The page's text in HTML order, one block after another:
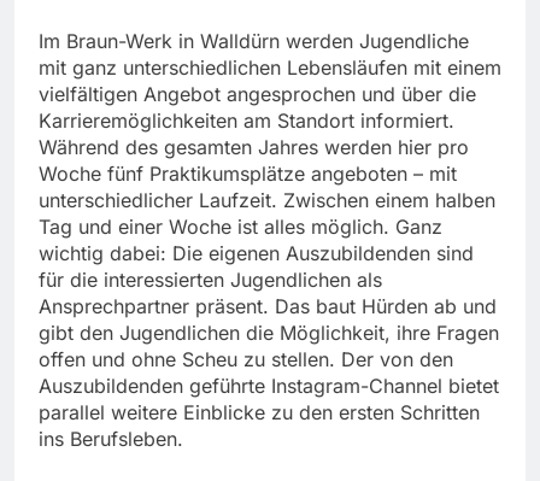
Im Braun-Werk in Walldürn werden Jugendliche
mit ganz unterschiedlichen Lebensläufen mit einem
vielfältigen Angebot angesprochen und über die
Karrieremöglichkeiten am Standort informiert.
Während des gesamten Jahres werden hier pro
Woche fünf Praktikumsplätze angeboten – mit
unterschiedlicher Laufzeit. Zwischen einem halben
Tag und einer Woche ist alles möglich. Ganz
wichtig dabei: Die eigenen Auszubildenden sind
für die interessierten Jugendlichen als
Ansprechpartner präsent. Das baut Hürden ab und
gibt den Jugendlichen die Möglichkeit, ihre Fragen
offen und ohne Scheu zu stellen. Der von den
Auszubildenden geführte Instagram-Channel bietet
parallel weitere Einblicke zu den ersten Schritten
ins Berufsleben.